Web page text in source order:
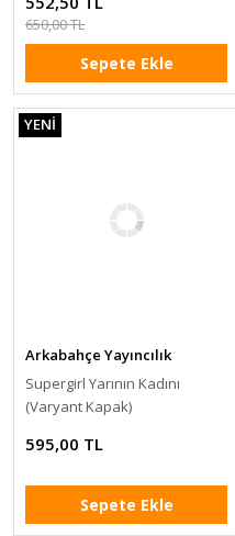
650,00 TL
Sepete Ekle
YENİ
Arkabahçe Yayıncılık
Supergirl Yarının Kadını
(Varyant Kapak)
595,00 TL
Sepete Ekle